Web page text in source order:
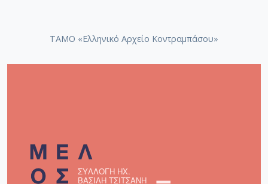
ΤΑΜΟ «Ελληνικό Αρχείο Κοντραμπάσου»